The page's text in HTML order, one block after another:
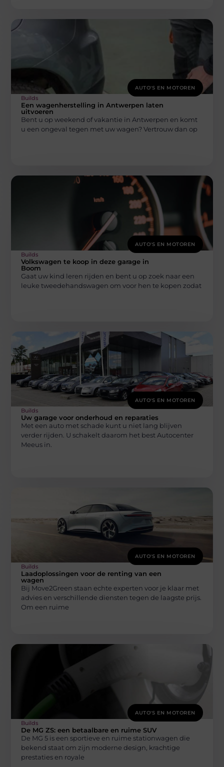
AUTO'S EN MOTOREN
Builds
Een wagenherstelling in Antwerpen laten
uitvoeren
Bent u op weekend of vakantie in Antwerpen en komt
u een ongeval tegen met uw wagen? Vertrouw dan op
AUTO'S EN MOTOREN
Builds
Volkswagen te koop in deze garage in
Boom
Gaat uw kind leren rijden en bent u op zoek naar een
leuke tweedehandswagen om voor hen te kopen zodat
AUTO'S EN MOTOREN
Builds
Uw garage voor onderhoud en reparaties
Met een auto met schade kunt u niet lang blijven
verder rijden. U schakelt daarom het best Autocenter
Meeus in.
AUTO'S EN MOTOREN
Builds
Laadoplossingen voor de renting van een
wagen
Bij Move2Green staan echte experten voor je klaar met
advies en verschillende diensten tegen de laagste prijs.
Om een ruime
AUTO'S EN MOTOREN
Builds
De MG ZS: een betaalbare en ruime SUV
De MG 5 is een sportieve en ruime stationwagen die
bekend staat om zijn moderne design, krachtige
prestaties en royale